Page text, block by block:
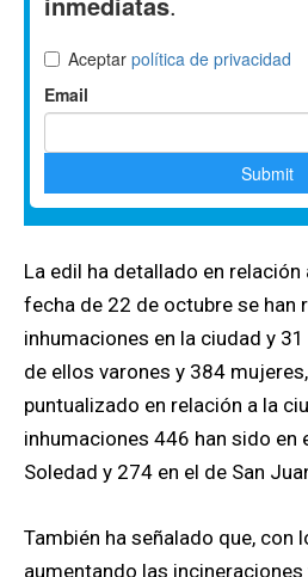
La edil ha detallado en
fecha de 22 de octubre se han
inhumaciones en la ciudad y
de ellos varones y 384
puntualizado en relación a la
inhumaciones 446 han sido en
Soledad y 274 en el de San
También ha señalado que, con
aumentando las